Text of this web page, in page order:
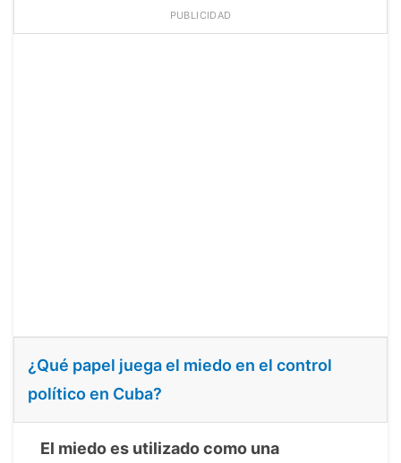
PUBLICIDAD
¿Qué papel juega el miedo en el control
político en Cuba?
El miedo es utilizado como una